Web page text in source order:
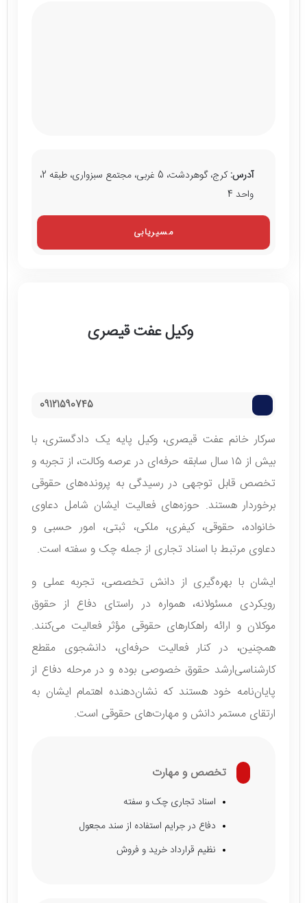
آدرس:
کرج، گوهردشت، 5 غربی، مجتمع سبزواری، طبقه 2،
واحد 4
مسیریابی
وکیل عفت قیصری
09121590745
سرکار خانم عفت قیصری، وکیل پایه یک دادگستری، با
بیش از ۱۵ سال سابقه حرفه‌ای در عرصه وکالت، از تجربه و
تخصص قابل توجهی در رسیدگی به پرونده‌های حقوقی
برخوردار هستند. حوزه‌های فعالیت ایشان شامل دعاوی
خانواده، حقوقی، کیفری، ملکی، ثبتی، امور حسبی و
دعاوی مرتبط با اسناد تجاری از جمله چک و سفته است.
ایشان با بهره‌گیری از دانش تخصصی، تجربه عملی و
رویکردی مسئولانه، همواره در راستای دفاع از حقوق
موکلان و ارائه راهکارهای حقوقی مؤثر فعالیت می‌کنند.
همچنین، در کنار فعالیت حرفه‌ای، دانشجوی مقطع
کارشناسی‌ارشد حقوق خصوصی بوده و در مرحله دفاع از
پایان‌نامه خود هستند که نشان‌دهنده اهتمام ایشان به
ارتقای مستمر دانش و مهارت‌های حقوقی است.
تخصص و مهارت
اسناد تجاری چک و سفته
دفاع در جرایم استفاده از سند مجعول
نظیم قرارداد خرید و فروش